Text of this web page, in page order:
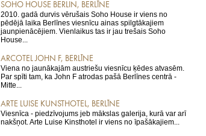
SOHO HOUSE BERLIN, BERLĪNE
2010. gadā durvis vērušais Soho House ir viens no
pēdējā laika Berlīnes viesnīcu ainas spilgtākajiem
jaunpienācējiem. Vienlaikus tas ir jau trešais Soho
House...
ARCOTEL JOHN F, BERLĪNE
Viena no jaunākajām austriešu viesnīcu ķēdes atvasēm.
Par spīti tam, ka John F atrodas pašā Berlīnes centrā -
Mitte...
ARTE LUISE KUNSTHOTEL, BERLĪNE
Viesnīca - piedzīvojums jeb mākslas galerija, kurā var arī
nakšņot. Arte Luise Kinsthotel ir viens no īpašākajiem...